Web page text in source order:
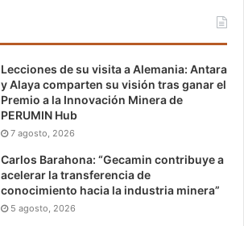
Lecciones de su visita a Alemania: Antara
y Alaya comparten su visión tras ganar el
Premio a la Innovación Minera de
PERUMIN Hub
7 agosto, 2026
Carlos Barahona: “Gecamin contribuye a
acelerar la transferencia de
conocimiento hacia la industria minera”
5 agosto, 2026